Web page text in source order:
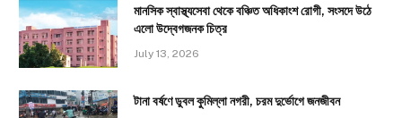
মানসিক স্বাস্থ্যসেবা থেকে বঞ্চিত অধিকাংশ রোগী, সংসদে উঠে
এলো উদ্বেগজনক চিত্র
July 13, 2026
টানা বর্ষণে ডুবল কুমিল্লা নগরী, চরম দুর্ভোগে জনজীবন